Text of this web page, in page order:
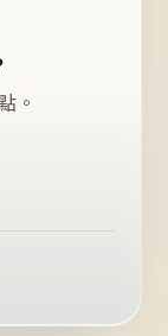
。